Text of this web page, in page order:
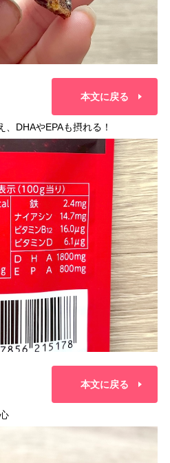
本文に戻る
DHAやEPAも摂れる！
本文に戻る